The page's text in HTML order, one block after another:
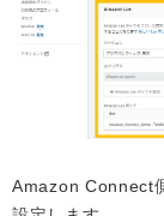
Amazon Connect